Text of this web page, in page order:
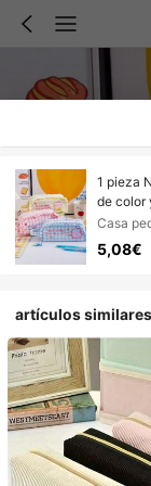
1 pieza
de color
Casa
5,08€
artículos similares